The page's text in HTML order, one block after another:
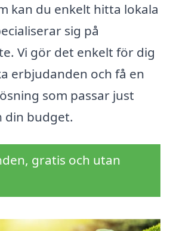
kan du enkelt hitta lokala
sig på
Vi gör det enkelt för dig
erbjudanden och få en
som passar just
din budget.
gratis och utan